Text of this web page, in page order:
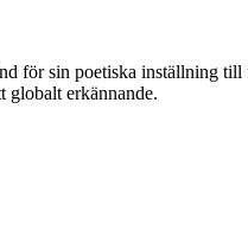
för sin poetiska inställning
globalt erkännande.